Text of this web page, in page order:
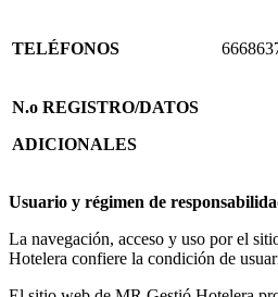
TELÉFONOS
N.o REGISTRO/DATOS
ADICIONALES
Usuario y régimen de
La navegación, acceso y uso por el
Hotelera confiere la condición de